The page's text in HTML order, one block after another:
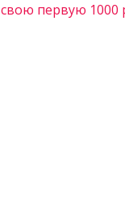
первую 1000